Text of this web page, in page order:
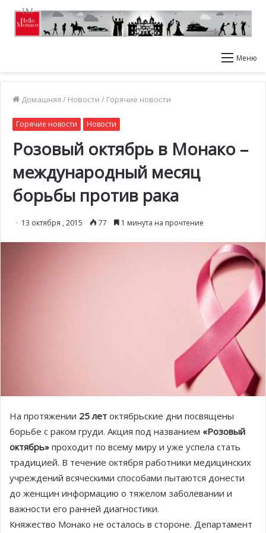
Меню
Домашняя / Новости / Горячие новости
Горячие новости Новости
Розовый октябрь в Монако –
международный месяц
борьбы против рака
13 октября , 2015 77 1 минута на прочтение
На протяжении 25 лет октябрьские дни посвящены
борьбе с раком груди. Акция под названием «Розовый
октябрь» проходит по всему миру и уже успела стать
традицией. В течение октября работники медицинских
учреждений всяческими способами пытаются донести
до женщин информацию о тяжелом заболевании и
важности его ранней диагностики.
Княжество Монако не осталось в стороне. Департамент